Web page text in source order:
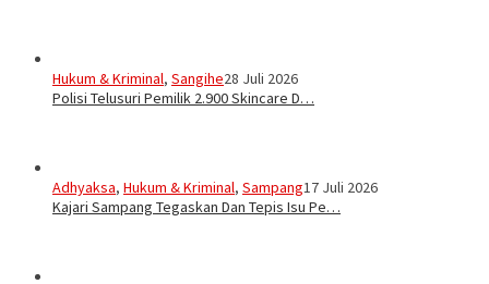
Hukum & Kriminal, Sangihe28 Juli 2026
Polisi Telusuri Pemilik 2.900 Skincare D…
Adhyaksa, Hukum & Kriminal, Sampang17 Juli 2026
Kajari Sampang Tegaskan Dan Tepis Isu Pe…